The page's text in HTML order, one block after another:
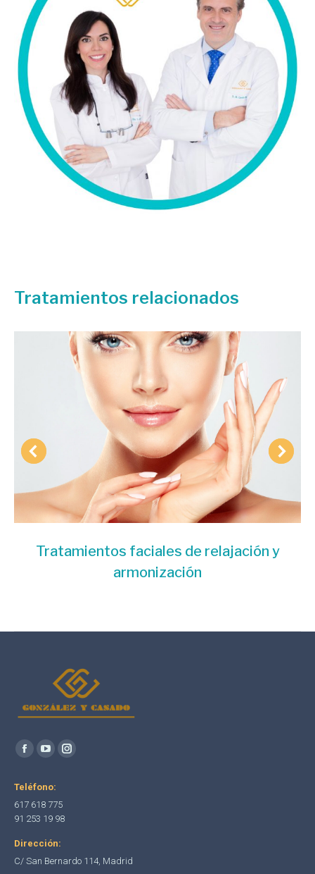
Tratamientos relacionados
Tratamientos faciales de relajación y
armonización
Encuéntranos en:
Facebook
opens
in
window
YouTube
opens
in
window
Instagram
Teléfono:
617 618 775
91 253 19 98
Dirección:
C/ San Bernardo 114, Madrid